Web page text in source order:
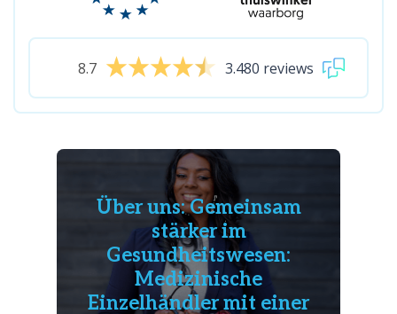
8.7 3.480 reviews
Über uns: Gemeinsam
stärker im
Gesundheitswesen:
Medizinische
Einzelhändler mit einer